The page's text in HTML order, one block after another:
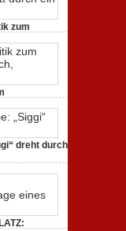
zum
dreht durch